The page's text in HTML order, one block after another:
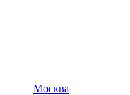
Москва